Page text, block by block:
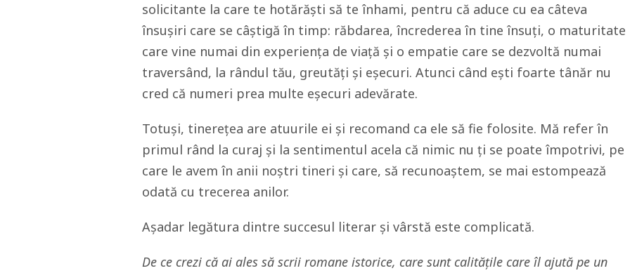
solicitante la care te hotărăști să te înhami, pentru că aduce cu ea câteva
însușiri care se câștigă în timp: răbdarea, încrederea în tine însuți, o maturitate
care vine numai din experiența de viață și o empatie care se dezvoltă numai
traversând, la rândul tău, greutăți și eșecuri. Atunci când ești foarte tânăr nu
cred că numeri prea multe eșecuri adevărate.
Totuși, tinerețea are atuurile ei și recomand ca ele să fie folosite. Mă refer în
primul rând la curaj și la sentimentul acela că nimic nu ți se poate împotrivi, pe
care le avem în anii noștri tineri și care, să recunoaștem, se mai estompează
odată cu trecerea anilor.
Așadar legătura dintre succesul literar și vârstă este complicată.
De ce crezi că ai ales să scrii romane istorice, care sunt calitățile care îl ajută pe un